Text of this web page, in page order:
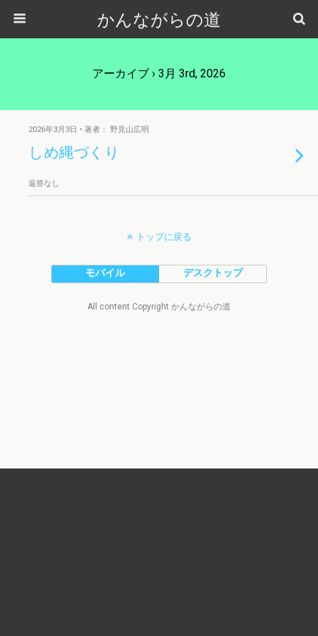
かんながらの道
アーカイブ › 3月 3rd, 2026
2026年3月3日 • 著者： 野見山広明
しめ縄づくり
返答なし
トップに戻る
モバイル デスクトップ
All content Copyright かんながらの道